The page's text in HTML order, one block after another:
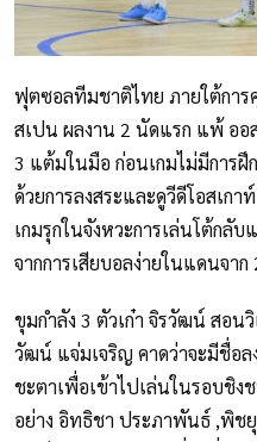
ฟุตซอลทีมชาติไทย ภายใต้การ
สเปน ผลงาน 2 นัดแรก แพ้ ออ
3 แต้มในมือ ก่อนเกมไม่มีการฝึ
ด้วยการลงสระและดูวีดีโอสเกา
เกมรุกในจังหวะการเล่นโต้กลั
จากการเสียบอลง่ายในแดนจา
ขุมกำลัง 3 ตัวเก๋า จิรวัฒน์ สอน
วัฒน์ แจ่มเจริญ คาดว่าจะมีชื่อ
ชะตาเพื่อเข้าไปเล่นในรอบชิง
อย่าง อิทธิชา ประภาพันธ์ ,พิช